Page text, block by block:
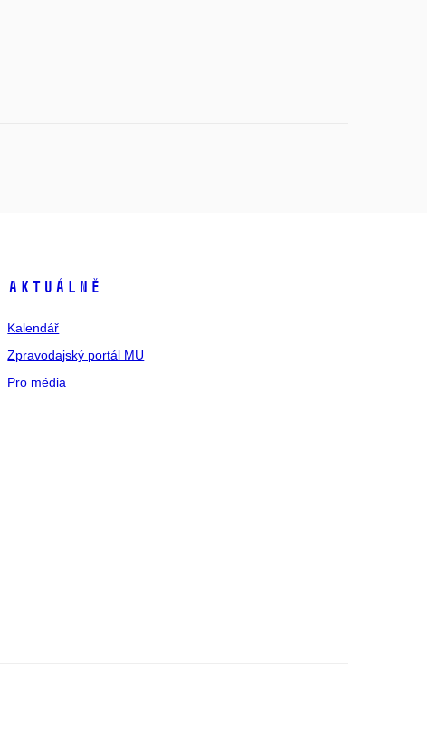
Aktuálně
Kalendář
Zpravodajský portál MU
Pro média